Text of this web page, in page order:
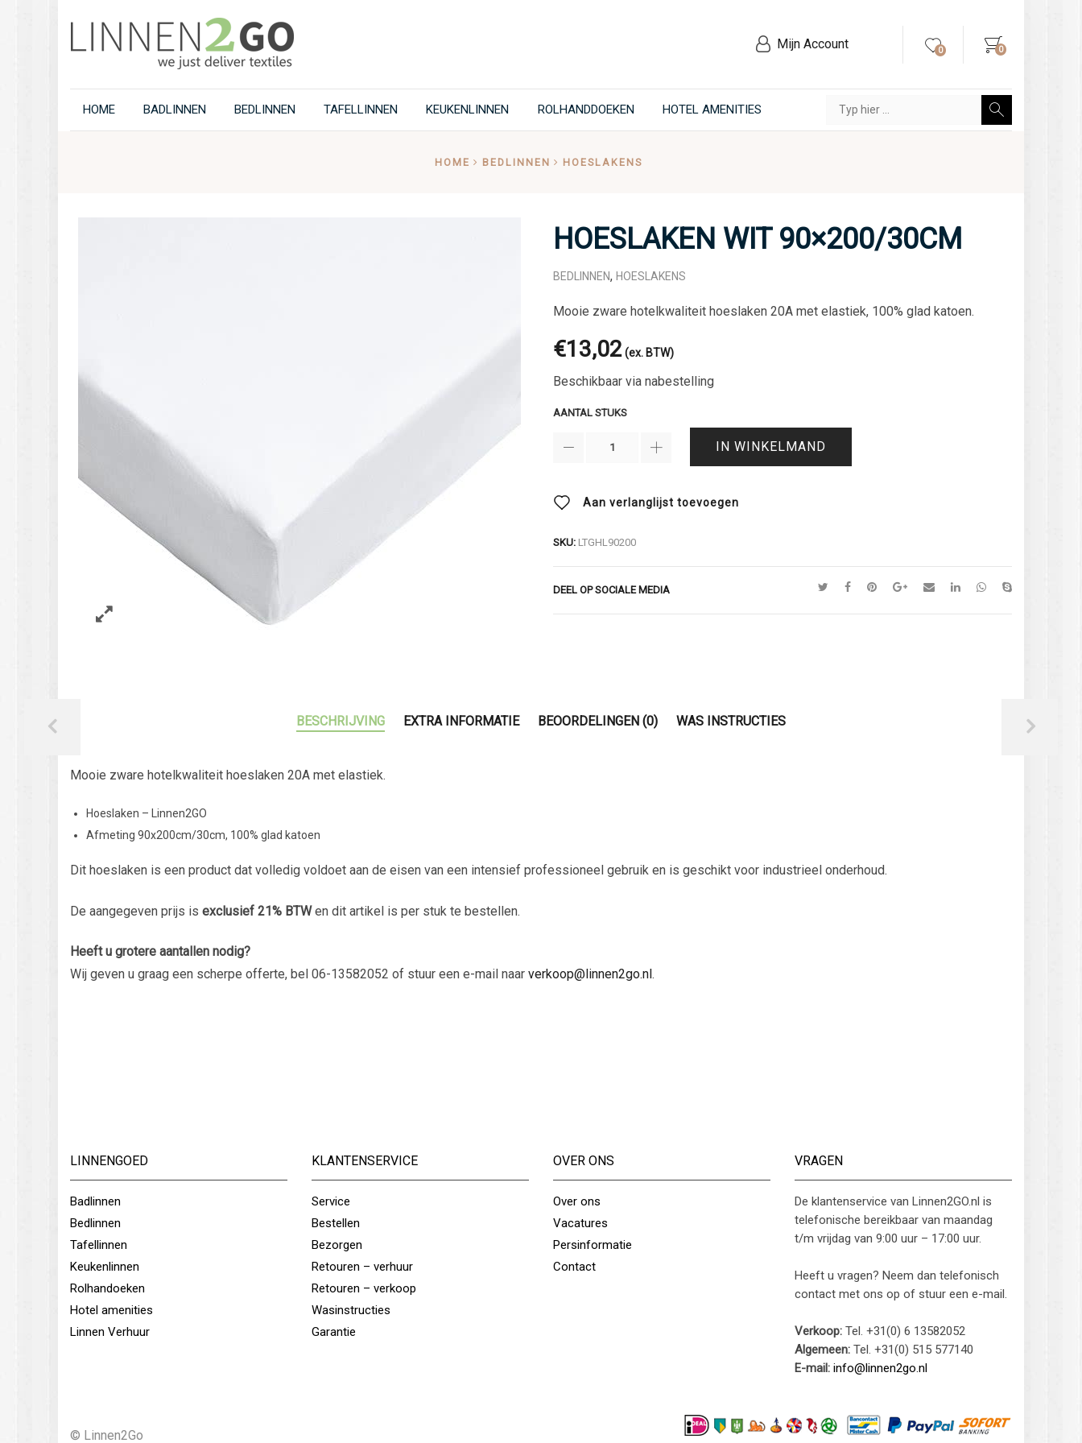
Mijn Account 0 0
HOME BADLINNEN BEDLINNEN TAFELLINNEN KEUKENLINNEN ROLHANDDOEKEN HOTEL AMENITIES
HOME BEDLINNEN HOESLAKENS
HOESLAKEN WIT 90×200/30CM
BEDLINNEN, HOESLAKENS
Mooie zware hotelkwaliteit hoeslaken 20A met elastiek, 100% glad katoen.
€13,02(ex. BTW)
Beschikbaar via nabestelling
AANTAL STUKS
IN WINKELMAND
Aan verlanglijst toevoegen
SKU: LTGHL90200
DEEL OP SOCIALE MEDIA
BESCHRIJVING EXTRA INFORMATIE BEOORDELINGEN (0) WAS INSTRUCTIES
Mooie zware hotelkwaliteit hoeslaken 20A met elastiek.
Hoeslaken – Linnen2GO
Afmeting 90x200cm/30cm, 100% glad katoen
Dit hoeslaken is een product dat volledig voldoet aan de eisen van een intensief professioneel gebruik en is geschikt voor industrieel onderhoud.
De aangegeven prijs is exclusief 21% BTWen dit artikel is per stuk te bestellen.
Heeft u grotere aantallen nodig?
Wij geven u graag een scherpe offerte, bel 06-13582052 of stuur een e-mail naar verkoop@linnen2go.nl .
LINNENGOED
Badlinnen
Bedlinnen
Tafellinnen
Keukenlinnen
Rolhandoeken
Hotel amenities
Linnen Verhuur
KLANTENSERVICE
Service
Bestellen
Bezorgen
Retouren – verhuur
Retouren – verkoop
Wasinstructies
Garantie
OVER ONS
Over ons
Vacatures
Persinformatie
Contact
VRAGEN
De klantenservice van Linnen2GO.nl is
telefonische bereikbaar van maandag
t/m vrijdag van 9:00 uur – 17:00 uur.
Heeft u vragen? Neem dan telefonisch
contact met ons op of stuur een e-mail.
Verkoop: Tel. +31(0) 6 13582052
Algemeen: Tel. +31(0) 515 577140
E-mail: info@linnen2go.nl
© Linnen2Go